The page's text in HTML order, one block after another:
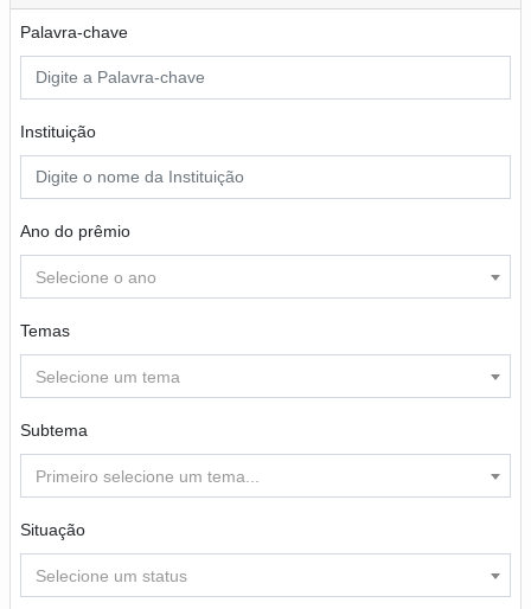
Palavra-chave
Instituição
Ano do prêmio
Selecione o ano
Temas
Selecione um tema
Subtema
Primeiro selecione um tema...
Situação
Selecione um status